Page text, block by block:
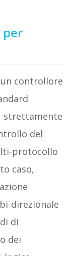
controllore
strettamente
del
protocollo
caso,
direzionale
di
dei